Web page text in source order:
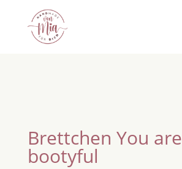
Brettchen You are
bootyful